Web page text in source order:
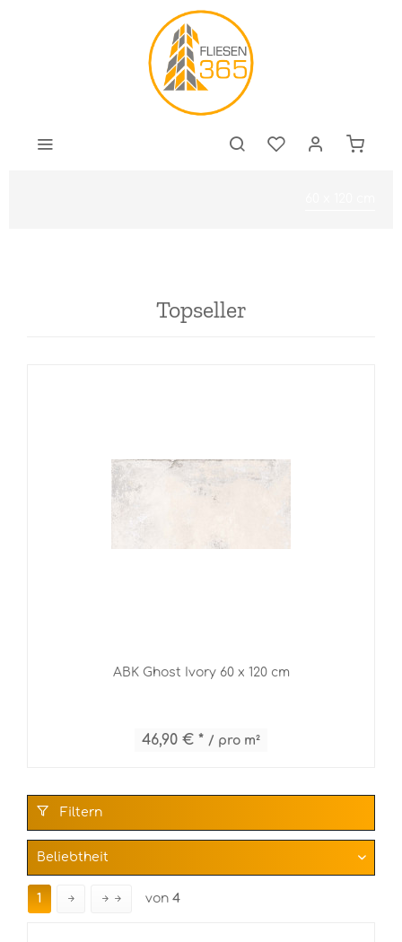
Topseller
ABK Ghost Ivory 60 x 120 cm
46,90 € * / pro m²
Filtern
1 von 4